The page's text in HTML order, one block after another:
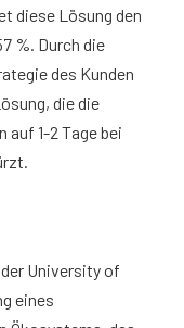
diese Lösung den
%. Durch die
des Kunden
die die
1-2 Tage bei
University of
eines